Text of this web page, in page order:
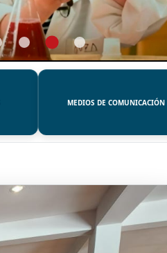
MEDIOS DE COMUNICACIÓN